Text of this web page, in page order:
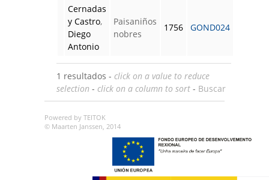
Cernadas
y Castro,
Diego
Antonio
Paisaniños
nobres
1756 GOND024
1 resultados - click on a value to reduce
selection - click on a column to sort - Buscar
Powered by TEITOK
© Maarten Janssen, 2014